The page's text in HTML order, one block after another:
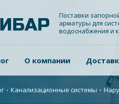
Поставки
арматуры для
водоснабжения и
О компании
∙ Канализационные системы ∙